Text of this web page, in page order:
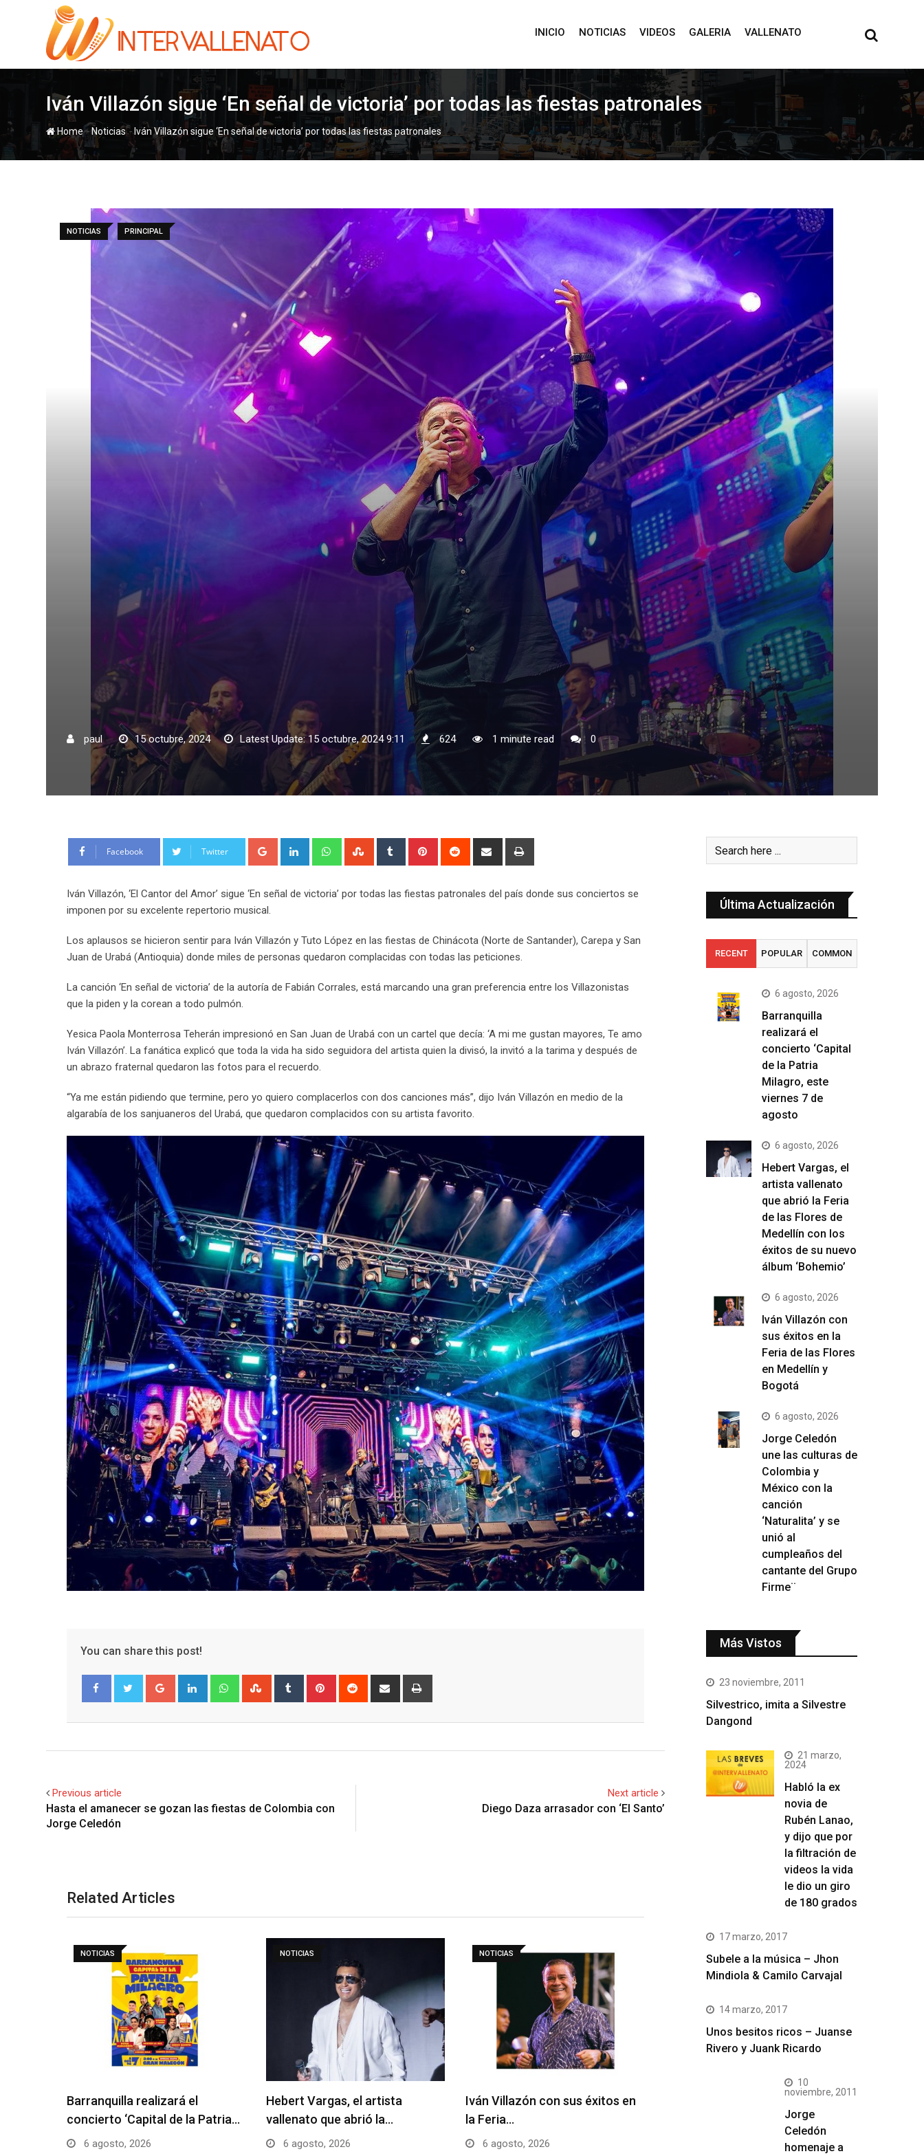
INICIO NOTICIAS VIDEOS GALERIA VALLENATO
Iván Villazón sigue ‘En señal de victoria’ por todas las fiestas patronales
Home-Noticias-Iván Villazón sigue ‘En señal de victoria’ por todas las fiestas patronales
NOTICIAS PRINCIPAL
paul 15 octubre, 2024 Latest Update: 15 octubre, 2024 9:11 624 1 minute read 0
Facebook Twitter Google+ LinkedIn WhatsappStumbleUpon
Tumblr Pinterest Reddit
Share
Iván Villazón, ‘El Cantor del Amor’ sigue ‘En señal de victoria’ por todas las fiestas patronales del país donde sus conciertos se
imponen por su excelente repertorio musical.
Los aplausos se hicieron sentir para Iván Villazón y Tuto López en las fiestas de Chinácota (Norte de Santander), Carepa y San
Juan de Urabá (Antioquia) donde miles de personas quedaron complacidas con todas las peticiones.
La canción ‘En señal de victoria’ de la autoría de Fabián Corrales, está marcando una gran preferencia entre los Villazonistas
que la piden y la corean a todo pulmón.
Yesica Paola Monterrosa Teherán impresionó en San Juan de Urabá con un cartel que decía: ‘A mi me gustan mayores, Te amo
Iván Villazón’. La fanática explicó que toda la vida ha sido seguidora del artista quien la divisó, la invitó a la tarima y después de
un abrazo fraternal quedaron las fotos para el recuerdo.
“Ya me están pidiendo que termine, pero yo quiero complacerlos con dos canciones más”, dijo Iván Villazón en medio de la
algarabía de los sanjuaneros del Urabá, que quedaron complacidos con su artista favorito.
You can share this post!
Google+ LinkedIn WhatsappStumbleUpon
Tumblr Pinterest Reddit
Share
Previous article
Hasta el amanecer se gozan las fiestas de Colombia con
Jorge Celedón
Next article
Diego Daza arrasador con ‘El Santo’
Related Articles
NOTICIAS
Barranquilla realizará el
concierto ‘Capital de la Patria…
6 agosto, 2026
NOTICIAS
Hebert Vargas, el artista
vallenato que abrió la…
6 agosto, 2026
NOTICIAS
Iván Villazón con sus éxitos en
la Feria…
6 agosto, 2026
Última Actualización
RECENT POPULAR COMMON
6 agosto, 2026
Barranquilla
realizará el
concierto ‘Capital
de la Patria
Milagro, este
viernes 7 de
agosto
6 agosto, 2026
Hebert Vargas, el
artista vallenato
que abrió la Feria
de las Flores de
Medellín con los
éxitos de su nuevo
álbum ‘Bohemio’
6 agosto, 2026
Iván Villazón con
sus éxitos en la
Feria de las Flores
en Medellín y
Bogotá
6 agosto, 2026
Jorge Celedón
une las culturas de
Colombia y
México con la
canción
‘Naturalita’ y se
unió al
cumpleaños del
cantante del Grupo
Firme¨
Más Vistos
23 noviembre, 2011
Silvestrico, imita a Silvestre
Dangond
21 marzo,
2024
Habló la ex
novia de
Rubén Lanao,
y dijo que por
la filtración de
videos la vida
le dio un giro
de 180 grados
17 marzo, 2017
Subele a la música – Jhon
Mindiola & Camilo Carvajal
14 marzo, 2017
Unos besitos ricos – Juanse
Rivero y Juank Ricardo
10
noviembre, 2011
Jorge
Celedón
homenaje a